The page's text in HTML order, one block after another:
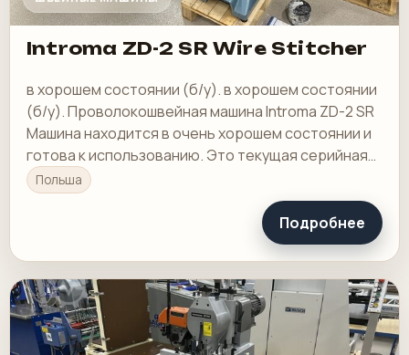
Introma ZD-2 SR Wire Stitcher
в хорошем состоянии (б/у). в хорошем состоянии
(б/у). Проволокошвейная машина Introma ZD-2 SR
Машина находится в очень хорошем состоянии и
готова к использованию. Это текущая серийная
модель.
Польша
Подробнее